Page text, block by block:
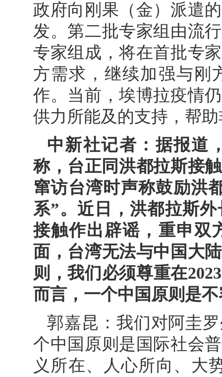
政府向刚果（金）派遣
发。第二批专家组由流
专家组成，将在首批专
方需求，继续加强与刚
作。当前，埃博拉疫情
供力所能及的支持，帮
中新社记者：据报道
称，台正同洪都拉斯接
窜访台湾时声称鼓励洪
系”。近日，洪都拉斯
接触作出辟谣，重申双
面，台湾无法与中国大
则，我们必须尊重在
而言，一个中国原则是
郭嘉昆：我们对阿圭
个中国原则是国际社会
义所在、人心所向、大